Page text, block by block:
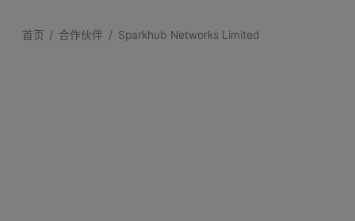
首页 合作伙伴 Sparkhub Networks Limited